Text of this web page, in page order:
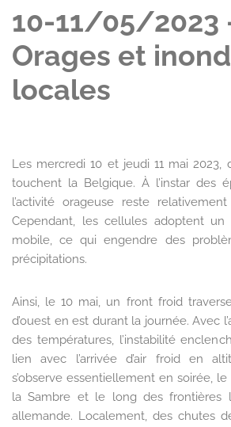
10-11/05/2023
Orages et
locales
Les mercredi 10 et jeudi 11 mai 2023,
touchent la Belgique. À l’instar des
l’activité orageuse reste
Cependant, les cellules adoptent un
mobile, ce qui engendre des
précipitations.
Ainsi, le 10 mai, un front froid
d’ouest en est durant la journée. Avec
des températures, l’instabilité
lien avec l’arrivée d’air froid en
s’observe essentiellement en soirée,
la Sambre et le long des frontières
allemande. Localement, des chutes